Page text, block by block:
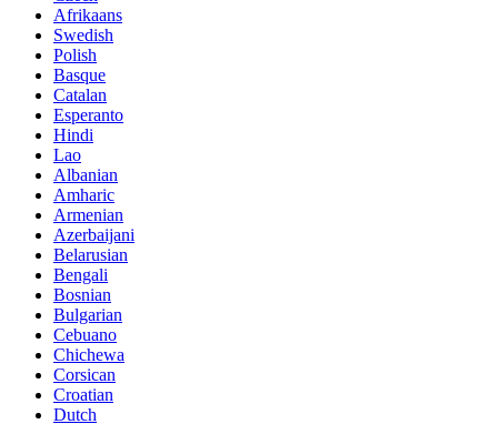
Afrikaans
Swedish
Polish
Basque
Catalan
Esperanto
Hindi
Lao
Albanian
Amharic
Armenian
Azerbaijani
Belarusian
Bengali
Bosnian
Bulgarian
Cebuano
Chichewa
Corsican
Croatian
Dutch